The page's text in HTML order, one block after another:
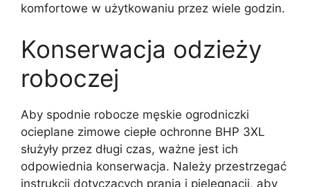
komfortowe w użytkowaniu przez wiele godzin.
Konserwacja odzieży
roboczej
Aby spodnie robocze męskie ogrodniczki
ocieplane zimowe ciepłe ochronne BHP 3XL
służyły przez długi czas, ważne jest ich
odpowiednia konserwacja. Należy przestrzegać
instrukcji dotyczących prania i pielęgnacji, aby